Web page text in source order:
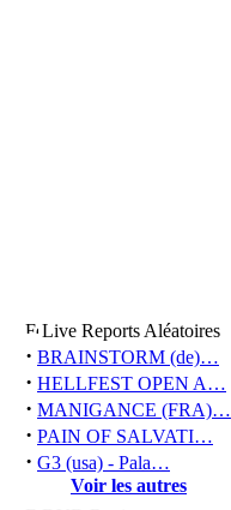
Live Reports Aléatoires
· BRAINSTORM (de)…
· HELLFEST OPEN A…
· MANIGANCE (FRA)…
· PAIN OF SALVATI…
· G3 (usa) - Pala…
Voir les autres